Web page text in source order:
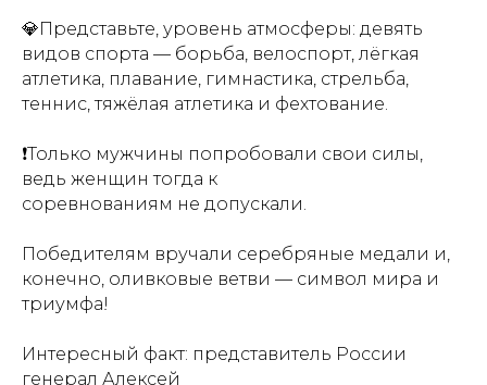
💎Представьте, уровень атмосферы: девять
видов спорта — борьба, велоспорт, лёгкая
атлетика, плавание, гимнастика, стрельба,
теннис, тяжёлая атлетика и фехтование.
❗️Только мужчины попробовали свои силы,
ведь женщин тогда к
соревнованиям не допускали.
Победителям вручали серебряные медали и,
конечно, оливковые ветви — символ мира и
триумфа!
Интересный факт: представитель России
генерал Алексей
Проезд:
Посетителям:
+7 (499) 941-07-73
Адрес:105064, г.
Москва ул. Казакова,
д.18с 1
Купить билет
Пушкинская